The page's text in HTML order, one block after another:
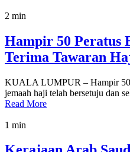
2 min
Hampir 50 Peratus
Terima Tawaran
KUALA LUMPUR – Hampir 50
jemaah haji telah bersetuju dan
Read More
1 min